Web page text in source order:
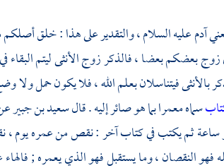
آدمعليه السلام ، والتقدير على هذا : خلق
بعضا ، فالذكر زوج الأنثى ليتم البقاء في
فيتناسلان بعلم الله ، فلا يكون حمل ولا وضع
سماه معمرا بما هو صائر إليه . قالسعيد بن جبير
ساعة ثم يكتب في كتاب آخر : نقص من عمره
النقصان ، وما يستقبل فهو الذي يعمره ;